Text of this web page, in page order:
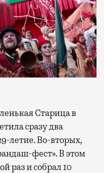
сразу два
летие. Во-вторых,
фест». В этом
раз и собрал 10